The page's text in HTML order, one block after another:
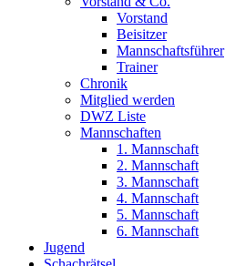
Vorstand
Beisitzer
Mannschaftsführer
Trainer
Chronik
Mitglied werden
DWZ Liste
Mannschaften
1. Mannschaft
2. Mannschaft
3. Mannschaft
4. Mannschaft
5. Mannschaft
6. Mannschaft
Jugend